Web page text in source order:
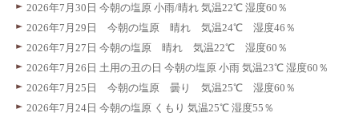
2026年7月30日 今朝の塩原 小雨/晴れ 気温22℃ 湿度60％
2026年7月29日 今朝の塩原 晴れ 気温24℃ 湿度46％
2026年7月27日 今朝の塩原 晴れ 気温22℃ 湿度60％
2026年7月26日 土用の丑の日 今朝の塩原 小雨 気温23℃ 湿度60％
2026年7月25日 今朝の塩原 曇り 気温25℃ 湿度60％
2026年7月24日 今朝の塩原 くもり 気温25℃ 湿度55％